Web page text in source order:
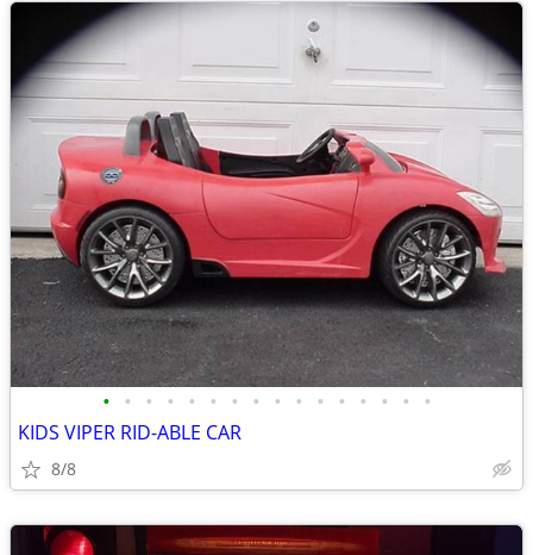
• • • • • • • • • • • • • • • •
KIDS VIPER RID-ABLE CAR
8/8